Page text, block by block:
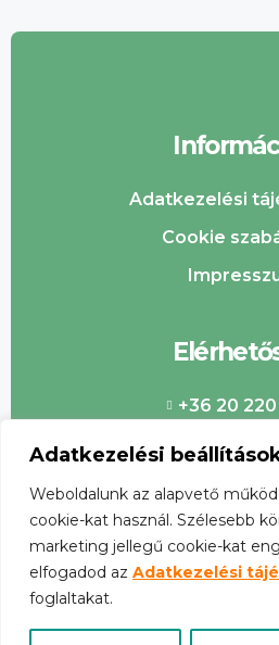
Adatkezelési
Weboldalunk az alapvető
cookie-kat használ. Szélesebb
marketing jellegű cookie-kat
elfogadod az Adatkezelési
foglaltakat.
Adatkezelési
Cookie
+36 20